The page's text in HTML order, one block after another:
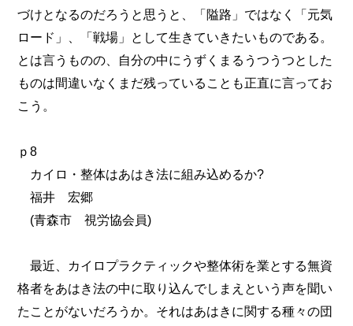
づけとなるのだろうと思うと、「隘路」ではなく「元気
ロード」、「戦場」として生きていきたいものである。
とは言うものの、自分の中にうずくまるうつうつとした
ものは間違いなくまだ残っていることも正直に言ってお
こう。
ｐ8
カイロ・整体はあはき法に組み込めるか?
福井 宏郷
(青森市 視労協会員)
最近、カイロプラクティックや整体術を業とする無資
格者をあはき法の中に取り込んでしまえという声を聞い
たことがないだろうか。それはあはきに関する種々の団